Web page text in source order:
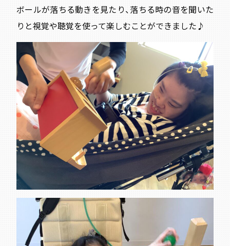
ボールが落ちる動きを見たり、落ちる時の音を聞いた
りと視覚や聴覚を使って楽しむことができました♪